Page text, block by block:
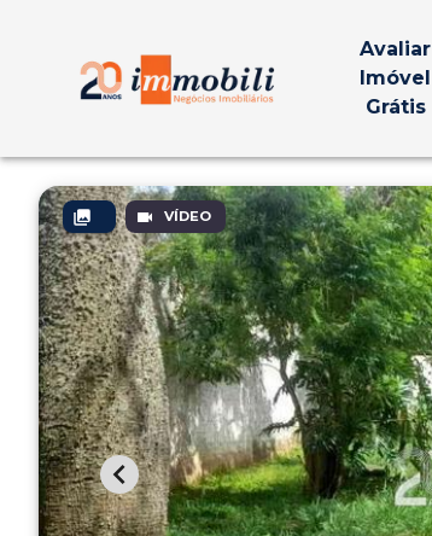
Avaliar
Imóvel
Grátis
VÍDEO